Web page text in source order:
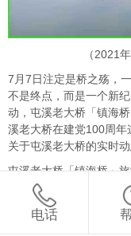
（2021
7月7日注定是桥之殇，
不是终点，而是一个新
动，屯溪老大桥「镇海
溪老大桥在建党100周
关于屯溪老大桥的实时动
屯溪老大桥「镇海桥」
本站相关文章阅读推
电话